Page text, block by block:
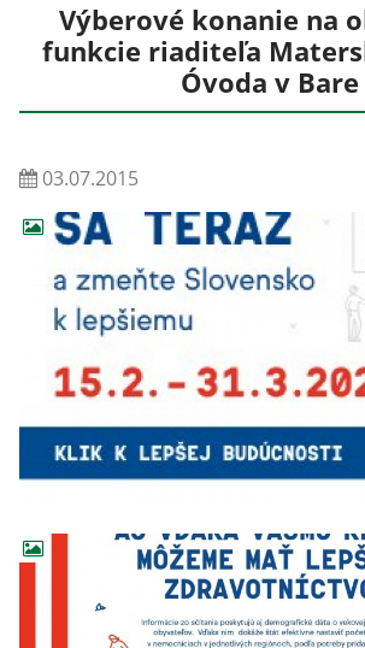
Výberové konanie na
funkcie riaditeľa
Óvoda v Bare
03.07.2015